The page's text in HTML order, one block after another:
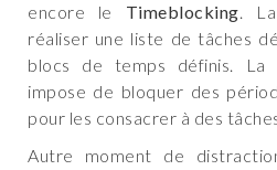
encore le Timeblocking.
réaliser une liste de tâches
blocs de temps définis. La
impose de bloquer des
pour les consacrer à des
Autre moment de